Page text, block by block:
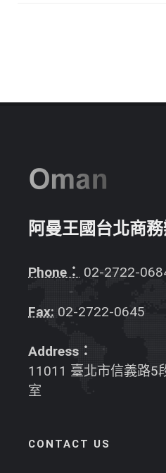
阿曼王國台北商
Phone： 02-2722-
Fax: 02-2722-0645
Address：
11011 臺北市信義路5
室
CONTACT US